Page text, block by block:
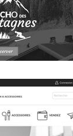
commerciales